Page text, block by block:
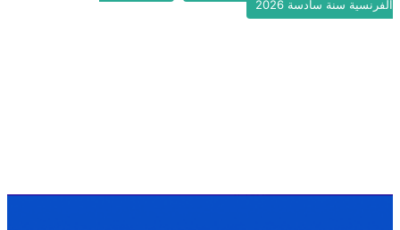
الفرنسية سنة سادسة 2026